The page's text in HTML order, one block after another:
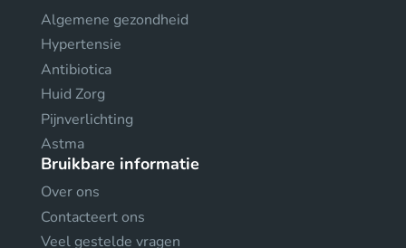
Algemene gezondheid
Hypertensie
Antibiotica
Huid Zorg
Pijnverlichting
Astma
Bruikbare informatie
Over ons
Contacteert ons
Veel gestelde vragen